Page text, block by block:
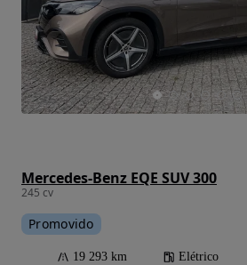
Mercedes-Benz EQE SUV 300
245 cv
Promovido
19 293 km Elétrico